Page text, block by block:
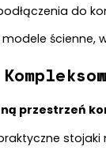
do
ścienne,
przestrzeń
stojaki